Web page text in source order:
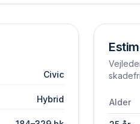
Civic
Hybrid Alder